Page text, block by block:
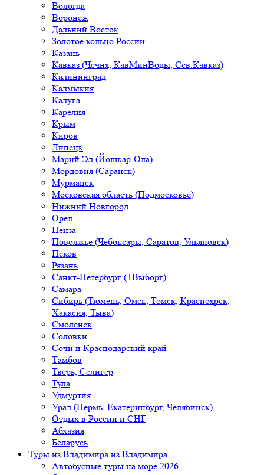
Вологда
Воронеж
Дальний Восток
Золотое кольцо России
Казань
Кавказ (Чечня, КавМинВоды, Сев.Кавказ)
Калининград
Калмыкия
Калуга
Карелия
Крым
Киров
Липецк
Марий Эл (Йошкар-Ола)
Мордовия (Саранск)
Мурманск
Московская область (Подмосковье)
Нижний Новгород
Орел
Пенза
Поволжье (Чебоксары, Саратов, Ульяновск)
Псков
Рязань
Санкт-Петербург (+Выборг)
Самара
Сибирь (Тюмень, Омск, Томск, Красноярск,
Хакасия, Тыва)
Смоленск
Соловки
Сочи и Краснодарский край
Тамбов
Тверь, Селигер
Тула
Удмуртия
Урал (Пермь, Екатеринбург, Челябинск)
Отдых в России и СНГ
Абхазия
Беларусь
Туры из Владимира из Владимира
Автобусные туры на море 2026